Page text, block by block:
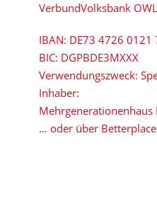
VerbundVolksbank
IBAN: DE73 4726 0121
BIC: DGPBDE3MXXX
Verwendungszweck:
Inhaber:
Mehrgenerationenhaus
… oder über